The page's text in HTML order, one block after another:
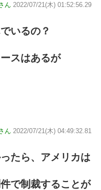
ん 2022/07/21(木) 01:52:56.29
いるの？
スはあるが
ん 2022/07/21(木) 04:49:32.81
たら、アメリカは
で制裁することが